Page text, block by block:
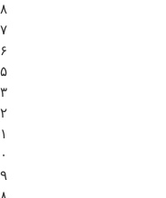
۱۸
۱۷
۱۶
۱۵
۱۳
۱۲
۱۱
۱۰
۰۹